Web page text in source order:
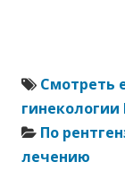
Смотреть
гинекологии
По
лечению